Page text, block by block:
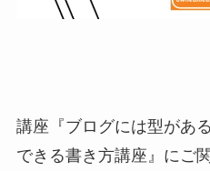
講座『ブログには型があ
できる書き方講座』にご